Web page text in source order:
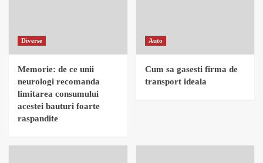
Diverse
Memorie: de ce unii
neurologi recomanda
limitarea consumului
acestei bauturi foarte
raspandite
Auto
Cum sa gasesti firma de
transport ideala